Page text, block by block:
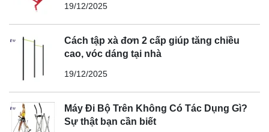
19/12/2025
Cách tập xà đơn 2 cấp giúp tăng chiều
cao, vóc dáng tại nhà
19/12/2025
Máy Đi Bộ Trên Không Có Tác Dụng Gì?
Sự thật bạn cần biết